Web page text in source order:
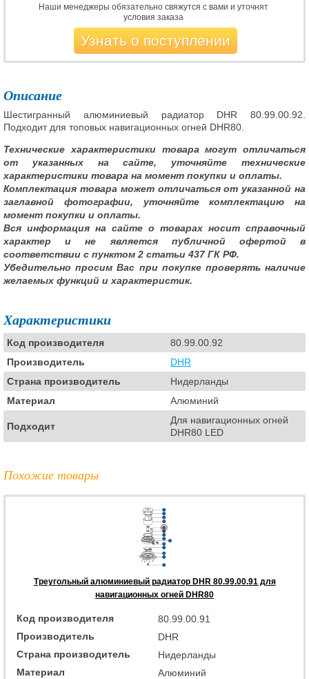
Наши менеджеры обязательно свяжутся с вами и уточнят
условия заказа
Узнать о поступлении
Описание
Шестигранный алюминиевый радиатор DHR 80.99.00.92.
Подходит для топовых навигационных огней DHR80.
Технические характеристики товара могут отличаться
от указанных на сайте, уточняйте технические
характеристики товара на момент покупки и оплаты.
Комплектация товара может отличаться от указанной на
заглавной фотографии, уточняйте комплектацию на
момент покупки и оплаты.
Вся информация на сайте о товарах носит справочный
характер и не является публичной офертой в
соответствии с пунктом 2 статьи 437 ГК РФ.
Убедительно просим Вас при покупке проверять наличие
желаемых функций и характеристик.
Характеристики
Код производителя
80.99.00.92
Производитель
DHR
Страна производитель
Нидерланды
Материал
Алюминий
Подходит
Для навигационных огней
DHR80 LED
Похожие товары
Треугольный алюминиевый радиатор DHR 80.99.00.91 для
навигационных огней DHR80
Код производителя
80.99.00.91
Производитель
DHR
Страна производитель
Нидерланды
Материал
Алюминий